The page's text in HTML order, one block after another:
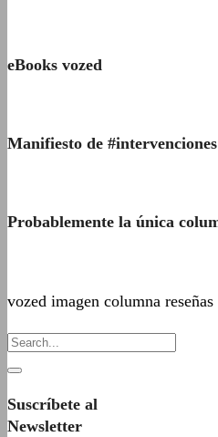
eBooks vozed
Manifiesto de
Probablemente la única
vozed imagen columna reseñas
Suscríbete al
Newsletter